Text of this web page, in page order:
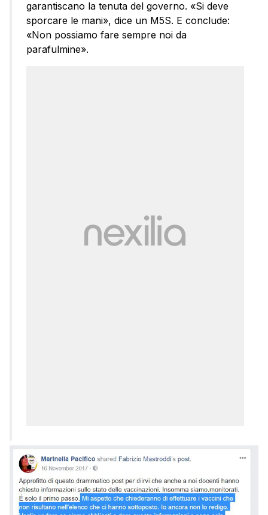
garantiscano la tenuta del governo. «Si deve
sporcare le mani», dice un M5S. E conclude:
«Non possiamo fare sempre noi da
parafulmine».